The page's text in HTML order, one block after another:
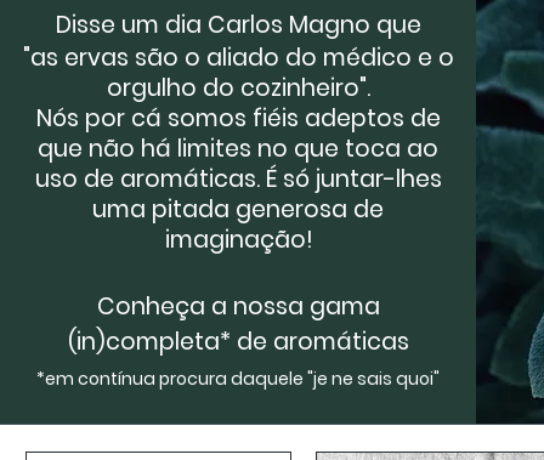
Disse um dia Carlos Magno que
"as ervas são o aliado do médico e o
orgulho do cozinheiro".
​Nós por cá somos fiéis adeptos de
que não há limites no que toca ao
uso de aromáticas. É só juntar-lhes
uma pitada generosa de
imaginação!
Conheça a nossa gama
(in)completa* de aromáticas
*em contínua procura daquele "je ne sais quoi"